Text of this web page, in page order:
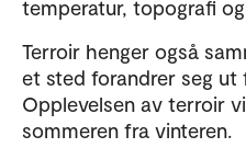
temperatur, topografi
Terroir henger også
et sted forandrer seg ut
Opplevelsen av terroir
sommeren fra vinteren.